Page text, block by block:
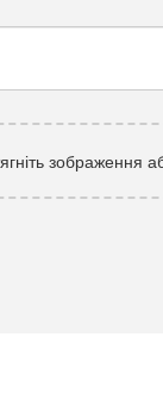
зображення